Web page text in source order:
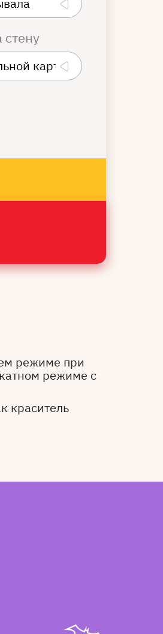
стену
режиме при
режиме с
краситель